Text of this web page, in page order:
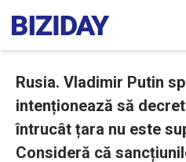
Rusia. Vladimir Putin
intenționează să
întrucât țara nu este
Consideră că